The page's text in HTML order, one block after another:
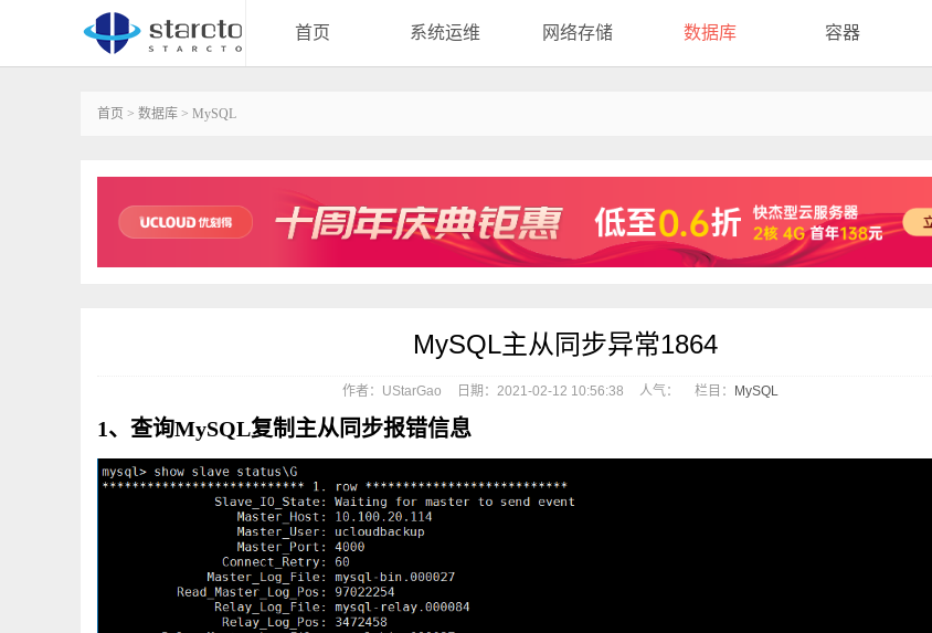
首页 系统运维 网络存储 数据库 容器
首页 > 数据库 > MySQL
MySQL主从同步异常1864
作者：UStarGao 日期：2021-02-12 10:56:38 人气： 栏目： MySQL
1、查询MySQL复制主从同步报错信息